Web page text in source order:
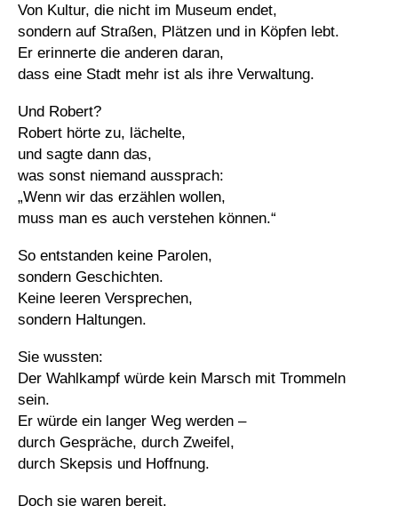
Von Kultur, die nicht im Museum endet,
sondern auf Straßen, Plätzen und in Köpfen lebt.
Er erinnerte die anderen daran,
dass eine Stadt mehr ist als ihre Verwaltung.
Und Robert?
Robert hörte zu, lächelte,
und sagte dann das,
was sonst niemand aussprach:
„Wenn wir das erzählen wollen,
muss man es auch verstehen können.“
So entstanden keine Parolen,
sondern Geschichten.
Keine leeren Versprechen,
sondern Haltungen.
Sie wussten:
Der Wahlkampf würde kein Marsch mit Trommeln
sein.
Er würde ein langer Weg werden –
durch Gespräche, durch Zweifel,
durch Skepsis und Hoffnung.
Doch sie waren bereit.